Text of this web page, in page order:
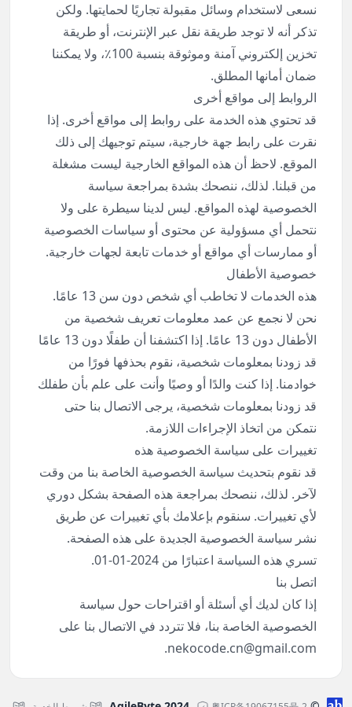
نسعى لاستخدام وسائل مقبولة تجاريًا لحمايتها. ولكن
تذكر أنه لا توجد طريقة نقل عبر الإنترنت، أو طريقة
تخزين إلكتروني آمنة وموثوقة بنسبة 100٪، ولا يمكننا
ضمان أمانها المطلق.
الروابط إلى مواقع أخرى
قد تحتوي هذه الخدمة على روابط إلى مواقع أخرى. إذا
نقرت على رابط جهة خارجية، سيتم توجيهك إلى ذلك
الموقع. لاحظ أن هذه المواقع الخارجية ليست مشغلة
من قبلنا. لذلك، ننصحك بشدة بمراجعة سياسة
الخصوصية لهذه المواقع. ليس لدينا سيطرة على ولا
نتحمل أي مسؤولية عن محتوى أو سياسات الخصوصية
أو ممارسات أي مواقع أو خدمات تابعة لجهات خارجية.
خصوصية الأطفال
هذه الخدمات لا تخاطب أي شخص دون سن 13 عامًا.
نحن لا نجمع عن عمد معلومات تعريف شخصية من
الأطفال دون 13 عامًا. إذا اكتشفنا أن طفلًا دون 13 عامًا
قد زودنا بمعلومات شخصية، نقوم بحذفها فورًا من
خوادمنا. إذا كنت والدًا أو وصيًا وأنت على علم بأن طفلك
قد زودنا بمعلومات شخصية، يرجى الاتصال بنا حتى
نتمكن من اتخاذ الإجراءات اللازمة.
تغييرات على سياسة الخصوصية هذه
قد نقوم بتحديث سياسة الخصوصية الخاصة بنا من وقت
لآخر. لذلك، ننصحك بمراجعة هذه الصفحة بشكل دوري
لأي تغييرات. سنقوم بإعلامك بأي تغييرات عن طريق
نشر سياسة الخصوصية الجديدة على هذه الصفحة.
تسري هذه السياسة اعتبارًا من 2024-01-01.
اتصل بنا
إذا كان لديك أي أسئلة أو اقتراحات حول سياسة
الخصوصية الخاصة بنا، فلا تتردد في الاتصال بنا على
nekocode.cn@gmail.com
.